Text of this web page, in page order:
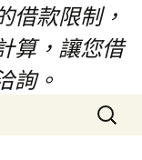
借款限制，
算，讓您借
詢。
搜
尋